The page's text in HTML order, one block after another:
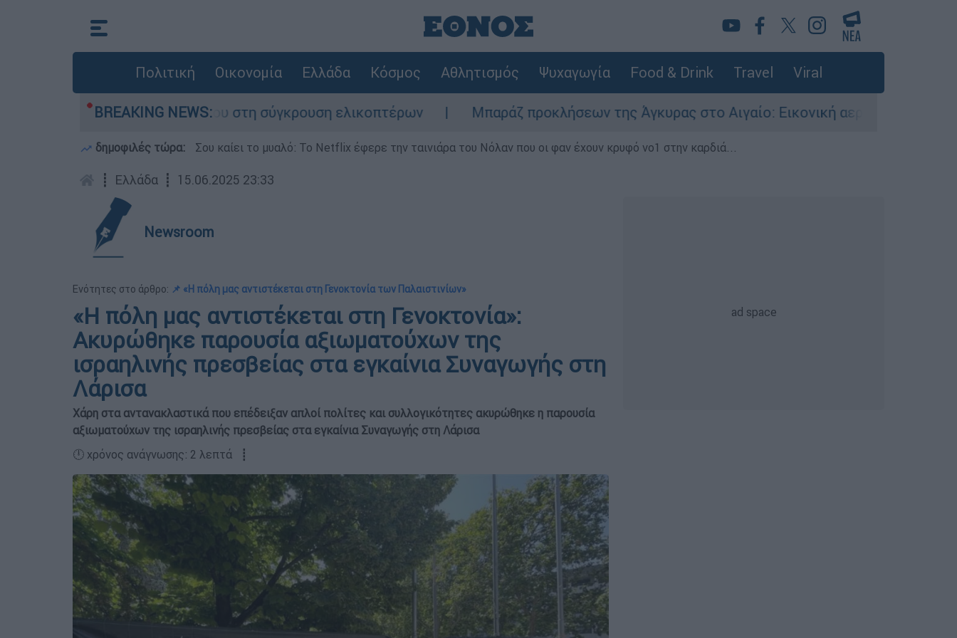
Πολιτική Οικονομία Ελλάδα Κόσμος Αθλητισμός Ψυχαγωγία Food & Drink Travel Viral
BREAKING NEWS:
που έχασε τη ζωή του στη σύγκρουση ελικοπτέρων Μπαράζ προκλήσεων της Άγκυρας στο Αιγαίο: Εικονική αερομαχία ανάμεσα σε
δημοφιλές τώρα: Σου καίει το μυαλό: Το Netflix έφερε την ταινιάρα του Νόλαν που οι φαν έχουν κρυφό νο1 στην καρδιά...
┋ Ελλάδα ┋ 15.06.2025 23:33
Newsroom
Ενότητες στο άρθρο: 📌 «Η πόλη μας αντιστέκεται στη Γενοκτονία των Παλαιστινίων»
«Η πόλη μας αντιστέκεται στη Γενοκτονία»:
Ακυρώθηκε παρουσία αξιωματούχων της
ισραηλινής πρεσβείας στα εγκαίνια Συναγωγής στη
Λάρισα
Χάρη στα αντανακλαστικά που επέδειξαν απλοί πολίτες και συλλογικότητες ακυρώθηκε η παρουσία
αξιωματούχων της ισραηλινής πρεσβείας στα εγκαίνια Συναγωγής στη Λάρισα
🕛 χρόνος ανάγνωσης: 2 λεπτά ┋